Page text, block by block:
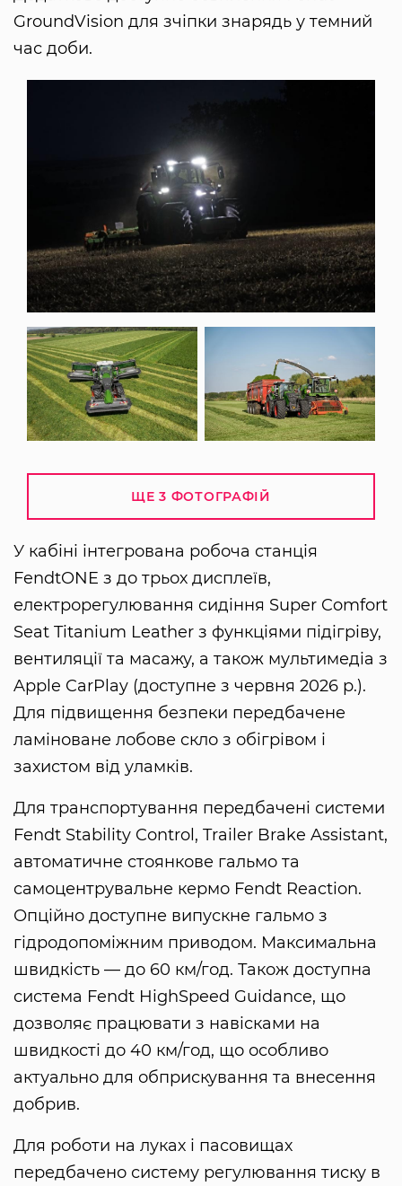
GroundVision для зчіпки знарядь у темний
час доби.
ЩЕ 3 ФОТОГРАФІЙ
У кабіні інтегрована робоча станція
FendtONE з до трьох дисплеїв,
електрорегулювання сидіння Super Comfort
Seat Titanium Leather з функціями підігріву,
вентиляції та масажу, а також мультимедіа з
Apple CarPlay (доступне з червня 2026 р.).
Для підвищення безпеки передбачене
ламіноване лобове скло з обігрівом і
захистом від уламків.
Для транспортування передбачені системи
Fendt Stability Control, Trailer Brake Assistant,
автоматичне стоянкове гальмо та
самоцентрувальне кермо Fendt Reaction.
Опційно доступне випускне гальмо з
гідродопоміжним приводом. Максимальна
швидкість — до 60 км/год. Також доступна
система Fendt HighSpeed Guidance, що
дозволяє працювати з навісками на
швидкості до 40 км/год, що особливо
актуально для обприскування та внесення
добрив.
Для роботи на луках і пасовищах
передбачено систему регулювання тиску в